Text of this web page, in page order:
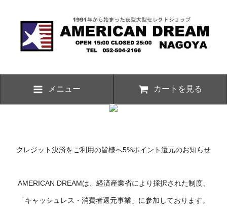
メニュー カートを見る
クレジット決済をご利用の皆様へ5%ポイント還元のお知らせ
AMERICAN DREAMは、経済産業省により採択された制度、
「キャッシュレス・消費者還元事業」に参加しております。